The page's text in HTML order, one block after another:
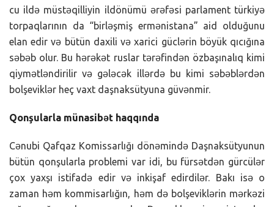
cu ildə müstəqilliyin ildönümü ərəfəsi parlament türkiyə
torpaqlarının da “birləşmiş ermənistana” aid olduğunu
elan edir və bütün daxili və xarici güclərin böyük qıcığına
səbəb olur. Bu hərəkət ruslar tərəfindən özbaşınalıq kimi
qiymətləndirilir və gələcək illərdə bu kimi səbəblərdən
bolşeviklər heç vaxt daşnaksütyuna güvənmir.
Qonşularla münasibət haqqında
Cənubi Qafqaz Komissarlığı dönəmində Daşnaksütyunun
bütün qonşularla problemi var idi, bu fürsətdən gürcülər
çox yaxşı istifadə edir və inkişaf edirdilər. Bakı isə o
zaman həm kommisarlığın, həm də bolşeviklərin mərkəzi